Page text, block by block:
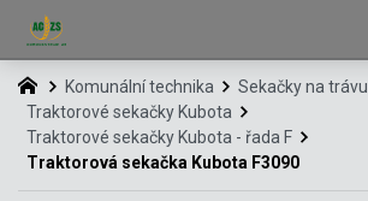
Komunální technika
Sekačky na trávu
Traktorové sekačky Kubota
Traktorové sekačky Kubota - řada F
Traktorová sekačka Kubota F3090